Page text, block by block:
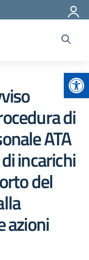
di
ATA
incarichi
del
azioni